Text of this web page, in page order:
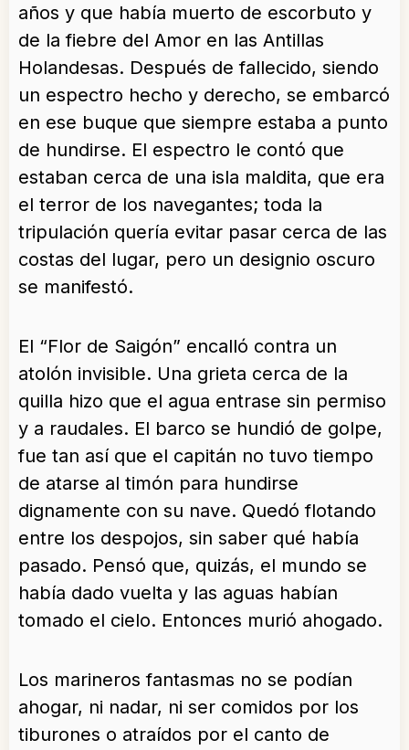
años y que había muerto de escorbuto y
de la fiebre del Amor en las Antillas
Holandesas. Después de fallecido, siendo
un espectro hecho y derecho, se embarcó
en ese buque que siempre estaba a punto
de hundirse. El espectro le contó que
estaban cerca de una isla maldita, que era
el terror de los navegantes; toda la
tripulación quería evitar pasar cerca de las
costas del lugar, pero un designio oscuro
se manifestó.
El “Flor de Saigón” encalló contra un
atolón invisible. Una grieta cerca de la
quilla hizo que el agua entrase sin permiso
y a raudales. El barco se hundió de golpe,
fue tan así que el capitán no tuvo tiempo
de atarse al timón para hundirse
dignamente con su nave. Quedó flotando
entre los despojos, sin saber qué había
pasado. Pensó que, quizás, el mundo se
había dado vuelta y las aguas habían
tomado el cielo. Entonces murió ahogado.
Los marineros fantasmas no se podían
ahogar, ni nadar, ni ser comidos por los
tiburones o atraídos por el canto de